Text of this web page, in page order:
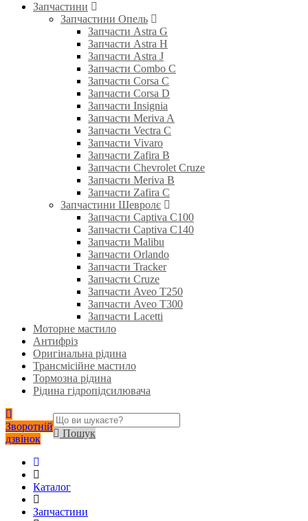
Запчастини
Запчастини Опель
Запчасти Astra G
Запчасти Astra H
Запчасти Astra J
Запчасти Combo C
Запчасти Corsa C
Запчасти Corsa D
Запчасти Insignia
Запчасти Meriva A
Запчасти Vectra C
Запчасти Vivaro
Запчасти Zafira B
Запчасти Chevrolet Cruze
Запчасти Meriva B
Запчасти Zafira C
Запчастини Шевролє
Запчасти Captiva C100
Запчасти Captiva C140
Запчасти Malibu
Запчасти Orlando
Запчасти Tracker
Запчасти Cruze
Запчасти Aveo T250
Запчасти Aveo T300
Запчасти Lacetti
Моторне мастило
Антифріз
Оригінальна рідина
Трансмісійне мастило
Тормозна рідина
Рідина гідропідсилювача
Зворотній
дзвінок
Пошук
Каталог
Запчастини